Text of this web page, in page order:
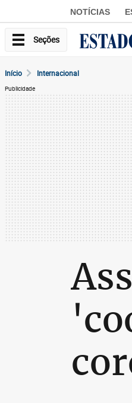
NOTÍCIAS
Seções
Início Internacional
Publicidade